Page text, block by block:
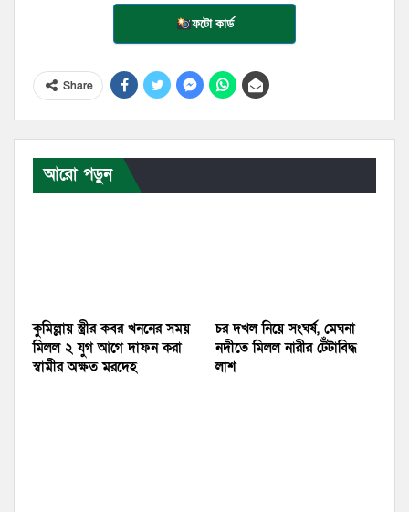
ফটো কার্ড
Share
আরো পড়ুন
কুমিল্লায় স্ত্রীর কবর খননের সময়
মিলল ২ যুগ আগে দাফন করা
স্বামীর অক্ষত মরদেহ
চর দখল নিয়ে সংঘর্ষ, মেঘনা
নদীতে মিলল নারীর টেঁটাবিদ্ধ
লাশ